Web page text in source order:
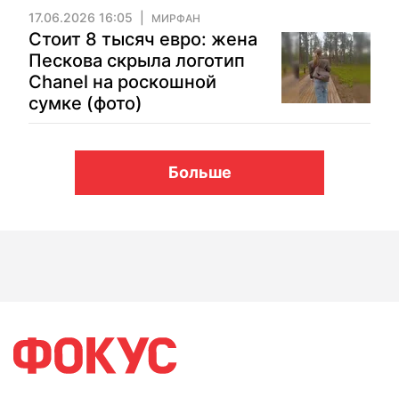
17.06.2026 16:05 МИРФАН
Стоит 8 тысяч евро: жена
Пескова скрыла логотип
Chanel на роскошной
сумке (фото)
Больше